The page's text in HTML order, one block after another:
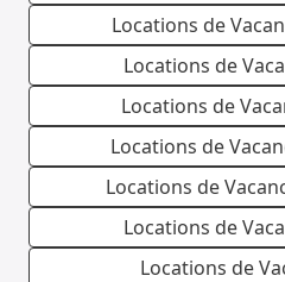
Locations de
Locations de
Locations de
Locations de
Locations de
Locations de
Locations de